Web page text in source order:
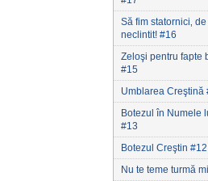
Să fim statornici‚ de
neclintit! #16
Zeloşi pentru fapte
#15
Umblarea Creştină
Botezul în Numele
#13
Botezul Creştin #12
Nu te teme turmă